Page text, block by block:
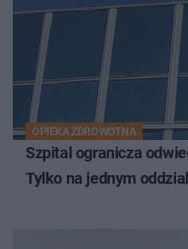
OPIEKA ZDROWOTNA
Szpital ogranicza
Tylko na jednym